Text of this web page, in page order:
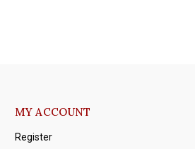
MY ACCOUNT
Register